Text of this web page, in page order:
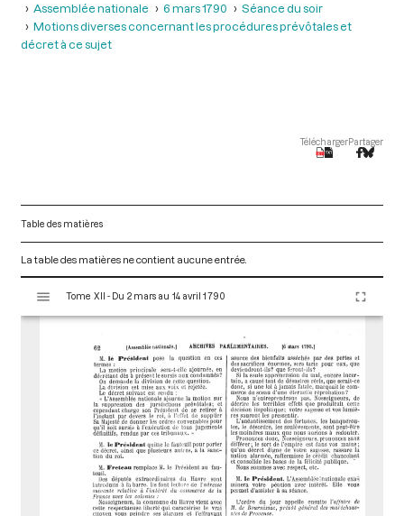
Assemblée nationale
6 mars 1790
Séance du soir
Motions diverses concernant les procédures prévôtales et
décret à ce sujet
TéléchargerPartager
Table des matières
La table des matières ne contient aucune entrée.
s
Tome XII - Du 2 mars au 14 avril 1790